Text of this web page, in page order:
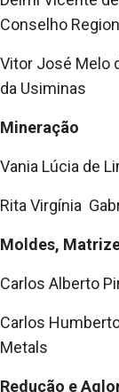
Conselho
Vitor José Melo
da Usiminas
Mineração
Vania Lúcia de
Rita Virgínia
Moldes,
Carlos Alberto
Carlos
Metals
Redução e